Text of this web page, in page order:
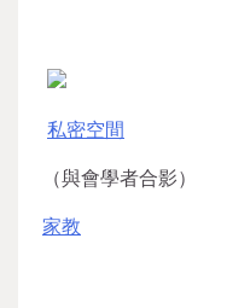
私密空間
（與會學者合影）
家教